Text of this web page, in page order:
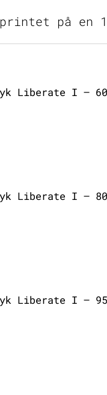
printet på en
Liberate I –
Liberate I –
Liberate I –